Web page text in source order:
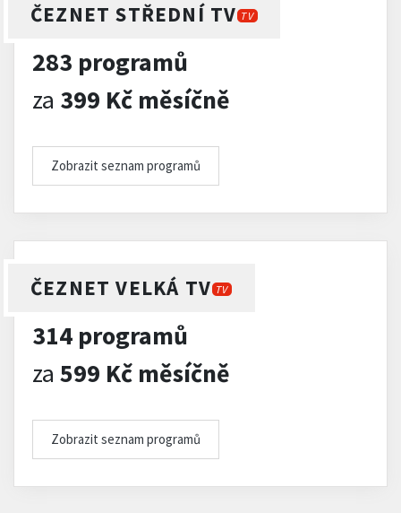
ČEZNET STŘEDNÍ TV TV
283 programů
za 399 Kč měsíčně
Zobrazit seznam programů
ČEZNET VELKÁ TV TV
314 programů
za 599 Kč měsíčně
Zobrazit seznam programů